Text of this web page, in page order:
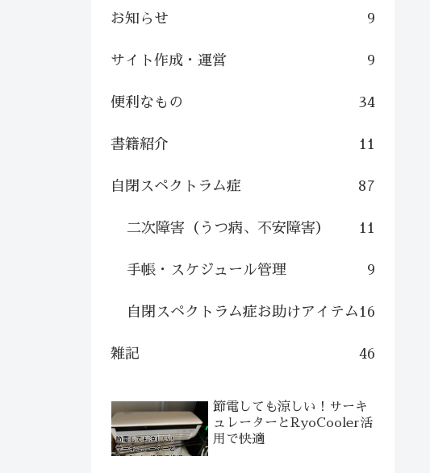
お知らせ 9
サイト作成・運営 9
便利なもの 34
書籍紹介 11
自閉スペクトラム症 87
二次障害（うつ病、不安障害） 11
手帳・スケジュール管理 9
自閉スペクトラム症お助けアイテム16
雑記 46
節電しても涼しい！サーキ
ュレーターとRyoCooler活
用で快適